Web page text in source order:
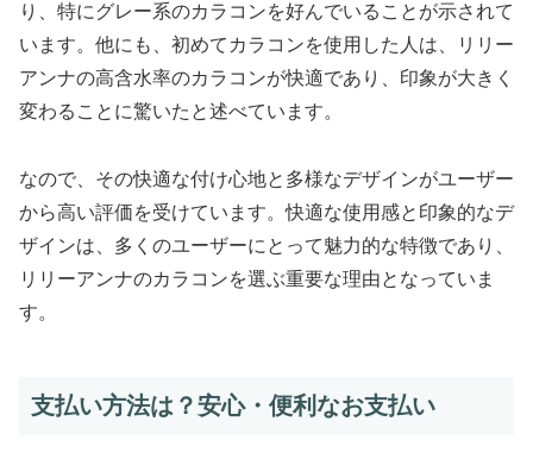
り、特にグレー系のカラコンを好んでいることが示されて
います。他にも、初めてカラコンを使用した人は、リリー
アンナの高含水率のカラコンが快適であり、印象が大きく
変わることに驚いたと述べています。
なので、その快適な付け心地と多様なデザインがユーザー
から高い評価を受けています。快適な使用感と印象的なデ
ザインは、多くのユーザーにとって魅力的な特徴であり、
リリーアンナのカラコンを選ぶ重要な理由となっていま
す。
支払い方法は？安心・便利なお支払い